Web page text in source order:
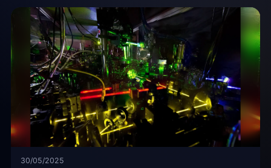
Astronomie • Richard
30/05/2025